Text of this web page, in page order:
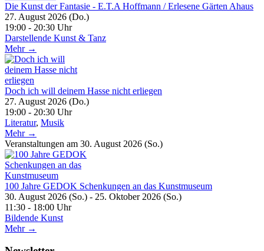
Die Kunst der Fantasie - E.T.A Hoffmann / Erlesene Gärten Ahaus
27. August 2026 (Do.)
19:00 - 20:30 Uhr
Darstellende Kunst & Tanz
Mehr →
Doch ich will deinem Hasse nicht erliegen
27. August 2026 (Do.)
19:00 - 20:30 Uhr
Literatur, Musik
Mehr →
Veranstaltungen am 30. August 2026 (So.)
100 Jahre GEDOK Schenkungen an das Kunstmuseum
30. August 2026 (So.) - 25. Oktober 2026 (So.)
11:30 - 18:00 Uhr
Bildende Kunst
Mehr →